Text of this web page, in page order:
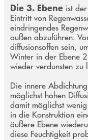
Die 3. Ebene ist
Eintritt von
eindringendes
außen abzuführen.
diffusionsoffen sein,
Winter in der Ebene 2
wieder verdunsten zu
Die innere
möglichst hohen
damit möglichst
in die Konstruktion
äußere Ebene
diese Feuchtigkeit